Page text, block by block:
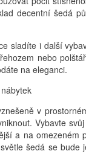
decentní šedá
sladíte i další
nebo
na eleganci.
v
Vybavte
a na omezeném
šedá se bude